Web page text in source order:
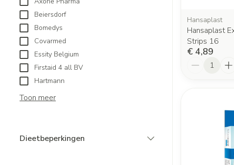
Beiersdorf
Bomedys
Covarmed
Essity Belgium
Firstaid 4 all BV
Hartmann
Toon meer
Dieetbeperkingen
Hansaplast
Hansaplast
Strips 16
€ 4,89
Aantal